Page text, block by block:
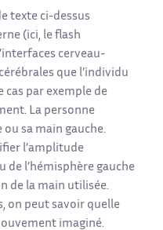
texte ci-dessus
(ici, le flash
cerveau-
que l’individu
cas par exemple de
La personne
sa main gauche.
l’amplitude
de l’hémisphère gauche
de la main utilisée.
on peut savoir quelle
imaginé.